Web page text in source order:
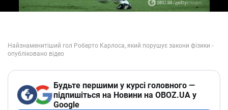
Будьте першими у курсі головного —
підпишіться на Новини на OBOZ.UA у
Google